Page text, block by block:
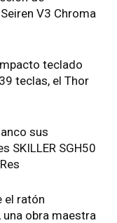
V3 Chroma
teclado
teclas, el Thor
sus
SKILLER SGH50
el ratón
obra maestra